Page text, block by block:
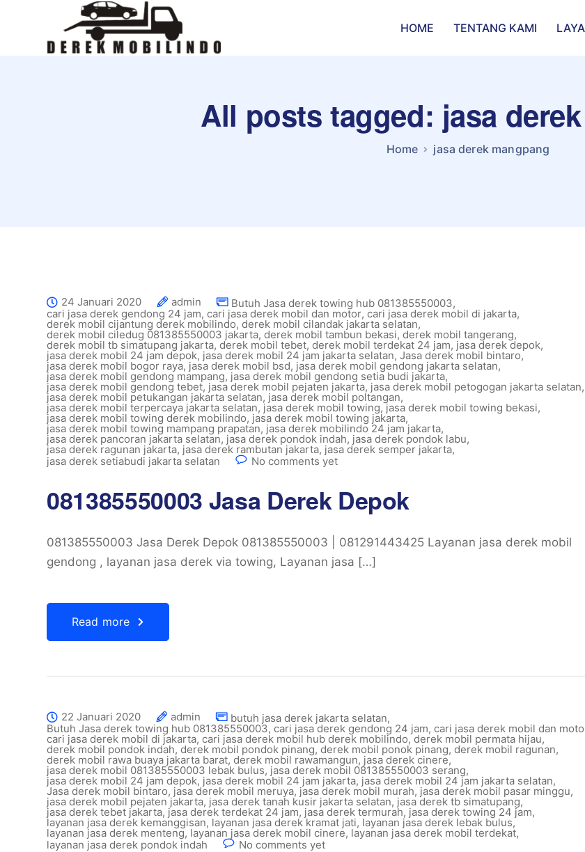
HOME TENTANG KAMI
All posts tagged: jasa
Home jasa derek mangpang
24 Januari 2020 admin Butuh Jasa derek towing hub 081385550003,
cari jasa derek gendong 24 jam, cari jasa derek mobil dan motor, cari jasa derek mobil di jakarta,
derek mobil cijantung derek mobilindo, derek mobil cilandak jakarta selatan,
derek mobil ciledug 081385550003 jakarta, derek mobil tambun bekasi, derek mobil tangerang,
derek mobil tb simatupang jakarta, derek mobil tebet, derek mobil terdekat 24 jam, jasa derek depok,
jasa derek mobil 24 jam depok, jasa derek mobil 24 jam jakarta selatan, Jasa derek mobil bintaro,
jasa derek mobil bogor raya, jasa derek mobil bsd, jasa derek mobil gendong jakarta selatan,
jasa derek mobil gendong mampang, jasa derek mobil gendong setia budi jakarta,
jasa derek mobil gendong tebet, jasa derek mobil pejaten jakarta, jasa derek mobil petogogan jakarta selatan,
jasa derek mobil petukangan jakarta selatan, jasa derek mobil poltangan,
jasa derek mobil terpercaya jakarta selatan, jasa derek mobil towing,jasa derek mobil towing bekasi,
jasa derek mobil towing derek mobilindo, jasa derek mobil towing jakarta,
jasa derek mobil towing mampang prapatan, jasa derek mobilindo 24 jam jakarta,
jasa derek pancoran jakarta selatan, jasa derek pondok indah, jasa derek pondok labu,
jasa derek ragunan jakarta, jasa derek rambutan jakarta, jasa derek semper jakarta,
jasa derek setiabudi jakarta selatan
No comments yet
081385550003 Jasa Derek Depok
081385550003 Jasa Derek Depok 081385550003 | 081291443425 Layanan jasa derek mobil
gendong , layanan jasa derek via towing, Layanan jasa […]
Read more
22 Januari 2020 admin butuh jasa derek jakarta selatan,
Butuh Jasa derek towing hub 081385550003, cari jasa derek gendong 24 jam, cari jasa derek mobil dan
cari jasa derek mobil di jakarta, cari jasa derek mobil hub derek mobilindo,derek mobil permata hijau,
derek mobil pondok indah, derek mobil pondok pinang, derek mobil ponok pinang, derek mobil ragunan,
derek mobil rawa buaya jakarta barat, derek mobil rawamangun, jasa derek cinere,
jasa derek mobil 081385550003 lebak bulus, jasa derek mobil 081385550003 serang,
jasa derek mobil 24 jam depok, jasa derek mobil 24 jam jakarta, jasa derek mobil 24 jam jakarta selatan,
Jasa derek mobil bintaro, jasa derek mobil meruya, jasa derek mobil murah, jasa derek mobil pasar minggu,
jasa derek mobil pejaten jakarta, jasa derek tanah kusir jakarta selatan, jasa derek tb simatupang,
jasa derek tebet jakarta, jasa derek terdekat 24 jam, jasa derek termurah, jasa derek towing 24 jam,
layanan jasa derek kemanggisan, layanan jasa derek kramat jati, layanan jasa derek lebak bulus,
layanan jasa derek menteng, layanan jasa derek mobil cinere, layanan jasa derek mobil terdekat,
layanan jasa derek pondok indah
No comments yet